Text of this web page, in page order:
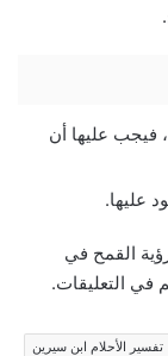
فيجب عليها أن
عليها.
القمح في
في التعليقات.
تفسير الأحلام ابن سيرين